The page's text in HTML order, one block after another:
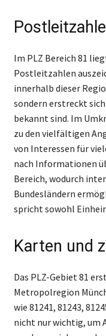
Im PLZ Bereich 81
Postleitzahlen
innerhalb dieser
sondern erstreckt
bekannt sind. Im
zu den vielfältigen
von Interessen für
nach Informationen
Bereich, wodurch
Bundesländern
spricht sowohl
Karten und
Das PLZ-Gebiet 81
Metropolregion
wie 81241, 81243,
nicht nur wichtig, um